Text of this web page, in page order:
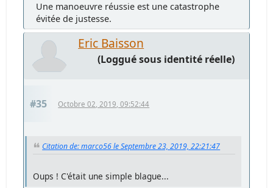
Une manoeuvre réussie est une catastrophe
évitée de justesse.
Eric Baisson
(Loggué sous identité réelle)
#35 Octobre 02, 2019, 09:52:44
Citation de: marco56 le Septembre 23, 2019, 22:21:47
Oups ! C'était une simple blague...